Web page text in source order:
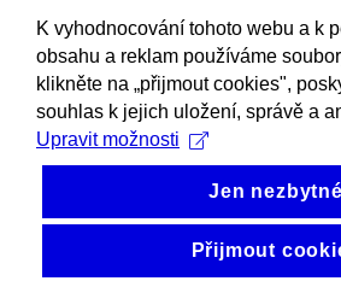
K vyhodnocování tohoto webu a k
obsahu a reklam používáme
klikněte na „přijmout cookies",
souhlas k jejich uložení, správě a
Upravit možnosti
Jen nezbytné
Přijmout